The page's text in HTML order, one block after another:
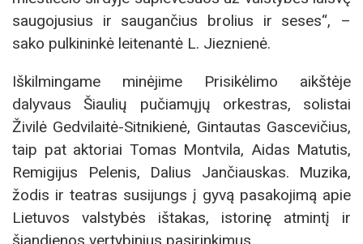
saugojusius ir saugančius brolius ir seses“, –
sako pulkininkė leitenantė L. Jieznienė.
Iškilmingame minėjime Prisikėlimo aikštėje
dalyvaus Šiaulių pučiamųjų orkestras, solistai
Živilė Gedvilaitė-Sitnikienė, Gintautas Gascevičius,
taip pat aktoriai Tomas Montvila, Aidas Matutis,
Remigijus Pelenis, Dalius Jančiauskas. Muzika,
žodis ir teatras susijungs į gyvą pasakojimą apie
Lietuvos valstybės ištakas, istorinę atmintį ir
šiandienos vertybinius pasirinkimus.